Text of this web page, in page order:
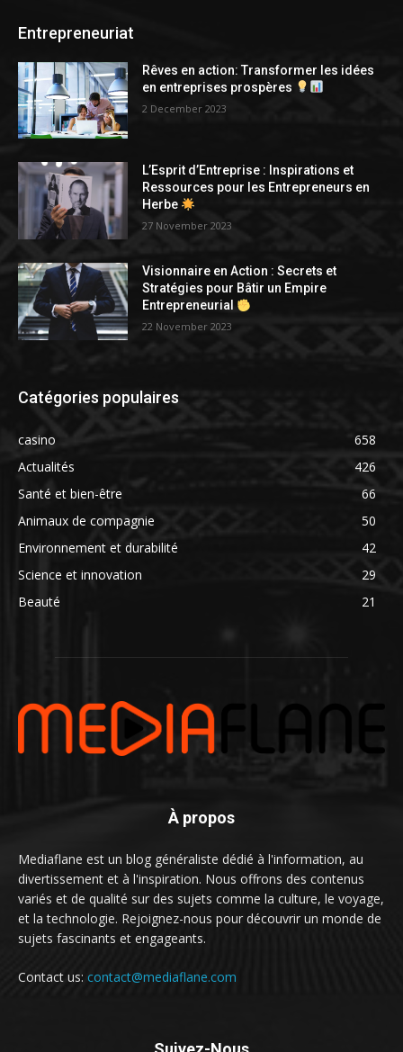
Entrepreneuriat
Rêves en action: Transformer les idées
en entreprises prospères
2 December 2023
L’Esprit d’Entreprise : Inspirations et
Ressources pour les Entrepreneurs en
Herbe
27 November 2023
Visionnaire en Action : Secrets et
Stratégies pour Bâtir un Empire
Entrepreneurial
22 November 2023
Catégories populaires
casino
658
Actualités
426
Santé et bien-être
66
Animaux de compagnie
50
Environnement et durabilité
42
Science et innovation
29
Beauté
21
À propos
Mediaflane est un blog généraliste dédié à l'information, au
divertissement et à l'inspiration. Nous offrons des contenus
variés et de qualité sur des sujets comme la culture, le voyage,
et la technologie. Rejoignez-nous pour découvrir un monde de
sujets fascinants et engageants.
Contact us: contact@mediaflane.com